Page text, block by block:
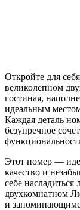
Откройте для
великолепном
гостиная,
идеальным
Каждая деталь
безупречное
Этот номер —
качество и
себе
двухкомнатном
и